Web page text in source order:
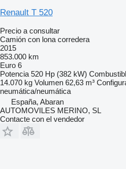
Renault T 520
Precio a consultar
Camión con lona corredera
2015
853.000 km
Euro 6
Potencia 520 Hp (382 kW)
14.070 kg Volumen 62,63 m³
neumática/neumática
España, Abaran
AUTOMOVILES MERINO, SL
Contacte con el vendedor